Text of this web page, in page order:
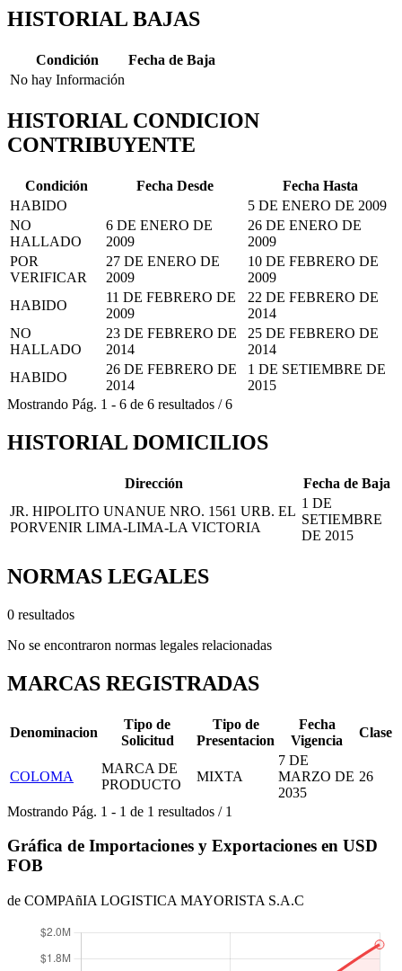
HISTORIAL BAJAS
Condición
Fecha de Baja
No hay Información
HISTORIAL CONDICION
CONTRIBUYENTE
Condición Fecha Desde
Fecha Hasta
HABIDO
5 DE ENERO DE 2009
NO
HALLADO
6 DE ENERO DE
2009
26 DE ENERO DE
2009
POR
VERIFICAR
27 DE ENERO DE
2009
10 DE FEBRERO DE
2009
HABIDO
11 DE FEBRERO DE
2009
22 DE FEBRERO DE
2014
NO
HALLADO
23 DE FEBRERO DE
2014
25 DE FEBRERO DE
2014
HABIDO
26 DE FEBRERO DE
2014
1 DE SETIEMBRE DE
2015
Mostrando Pág. 1 - 6 de 6 resultados /6
HISTORIAL DOMICILIOS
Dirección
Fecha de Baja
JR. HIPOLITO UNANUE NRO. 1561 URB. EL
PORVENIR LIMA-LIMA-LA VICTORIA
1 DE
SETIEMBRE
DE 2015
NORMAS LEGALES
0 resultados
No se encontraron normas legales relacionadas
MARCAS REGISTRADAS
Denominacion
Tipo de
Solicitud
Tipo de
Presentacion
Fecha
Vigencia
Clase
COLOMA
MARCA DE
PRODUCTO
MIXTA
7 DE
MARZO DE
2035
26
Mostrando Pág. 1 - 1 de 1 resultados / 1
Gráfica de Importaciones y Exportaciones en USD
FOB
de COMPAñIA LOGISTICA MAYORISTA S.A.C